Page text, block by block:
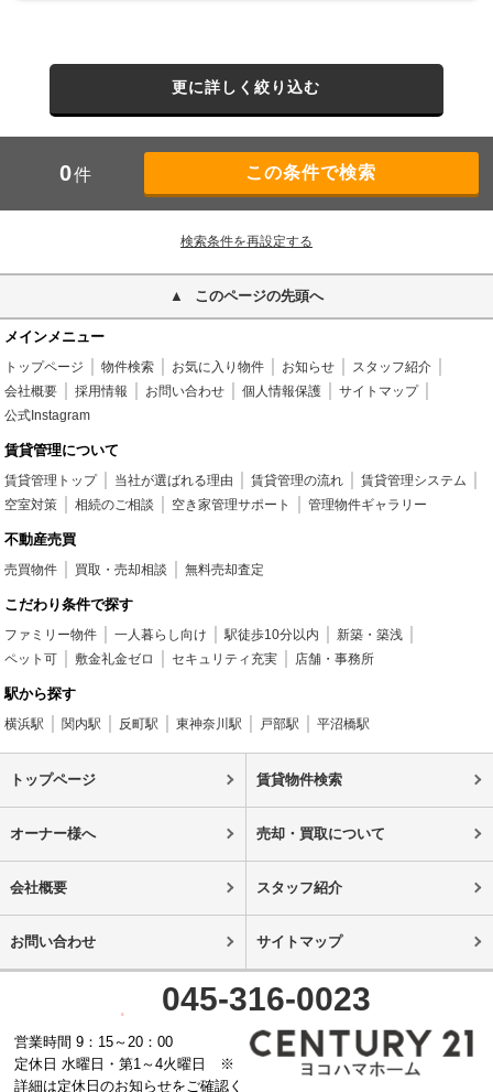
更に詳しく絞り込む
0件
検索条件を再設定する
このページの先頭へ
メインメニュー
トップページ 物件検索 お気に入り物件 お知らせ
スタッフ紹介
会社概要
採用情報 お問い合わせ 個人情報保護
サイトマップ
公式Instagram
賃貸管理について
賃貸管理トップ 当社が選ばれる理由 賃貸管理の流れ
賃貸管理システム
空室対策
相続のご相談 空き家管理サポート 管理物件ギャラリー
不動産売買
売買物件 買取・売却相談 無料売却査定
こだわり条件で探す
ファミリー物件 一人暮らし向け 駅徒歩10分以内
新築・築浅
ペット可
敷金礼金ゼロ セキュリティ充実 店舗・事務所
駅から探す
横浜駅 関内駅 反町駅 東神奈川駅 戸部駅 平沼橋駅
トップページ 賃貸物件検索
オーナー様へ 売却・買取について
会社概要 スタッフ紹介
お問い合わせ サイトマップ
045-316-0023
営業時間 9：15～20：00
定休日 水曜日・第1～4火曜日 ※
詳細は定休日のお知らせをご確認く